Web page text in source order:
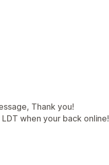
Thank you!
when your back online!